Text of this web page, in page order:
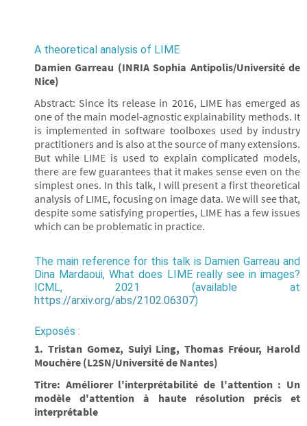
A theoretical analysis of LIME
Damien Garreau (INRIA Sophia Antipolis/Université de
Nice)
Abstract: Since its release in 2016, LIME has emerged as
one of the main model-agnostic explainability methods. It
is implemented in software toolboxes used by industry
practitioners and is also at the source of many extensions.
But while LIME is used to explain complicated models,
there are few guarantees that it makes sense even on the
simplest ones. In this talk, I will present a first theoretical
analysis of LIME, focusing on image data. We will see that,
despite some satisfying properties, LIME has a few issues
which can be problematic in practice.
The main reference for this talk is Damien Garreau and
Dina Mardaoui, What does LIME really see in images?
ICML, 2021 (available at
https://arxiv.org/abs/2102.06307)
Exposés :
1. Tristan Gomez, Suiyi Ling, Thomas Fréour, Harold
Mouchère (L2SN/Université de Nantes)
Titre: Améliorer l'interprétabilité de l'attention : Un
modèle d'attention à haute résolution précis et
interprétable